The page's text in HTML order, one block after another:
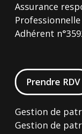
Assurance
Professionnelle
Adhérent
Prendre RDV
Gestion de
Gestion de